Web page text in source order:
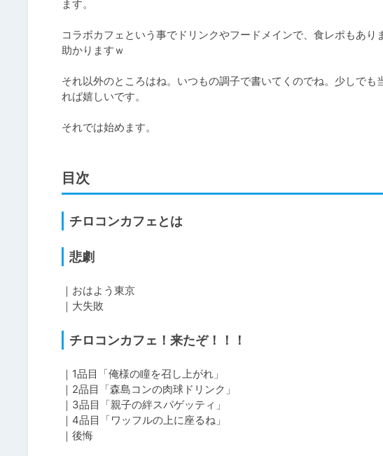
ます。
コラボカフェという事でドリンクやフードメインで、食レポもあ
助かりますｗ
それ以外のところはね。いつもの調子で書いてくのでね。少しで
れば嬉しいです。
それでは始めます。
目次
チロコンカフェとは
悲劇
｜おはよう東京
｜大失敗
チロコンカフェ！来たぞ！！！
｜1品目「俺様の瞳を召し上がれ」
｜2品目「森島コンの肉球ドリンク」
｜3品目「親子の絆スパゲッティ」
｜4品目「ワッフルの上に座るね」
｜後悔